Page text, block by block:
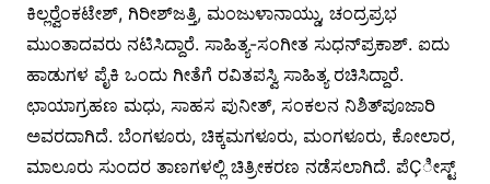
ಕಿಲ್ಲರ್‍ವೆಂಕಟೇಶ್, ಗಿರೀಶ್‍ಜತ್ತಿ, ಮಂಜುಳಾನಾಯ್ಡು, ಚಂದ್ರಪ್ರಭ
ಮುಂತಾದವರು ನಟಿಸಿದ್ದಾರೆ. ಸಾಹಿತ್ಯ-ಸಂಗೀತ ಸುಧನ್‍ಪ್ರಕಾಶ್. ಐದು
ಹಾಡುಗಳ ಪೈಕಿ ಒಂದು ಗೀತೆಗೆ ರವಿತಪಸ್ವಿ ಸಾಹಿತ್ಯ ರಚಿಸಿದ್ದಾರೆ.
ಛಾಯಾಗ್ರಹಣ ಮಧು, ಸಾಹಸ ಪುನೀತ್, ಸಂಕಲನ ನಿಶಿತ್‍ಪೂಜಾರಿ
ಅವರದಾಗಿದೆ. ಬೆಂಗಳೂರು, ಚಿಕ್ಕಮಗಳೂರು, ಮಂಗಳೂರು, ಕೋಲಾರ,
ಮಾಲೂರು ಸುಂದರ ತಾಣಗಳಲ್ಲಿ ಚಿತ್ರೀಕರಣ ನಡೆಸಲಾಗಿದೆ. ಪೆÇೀಸ್ಟ್